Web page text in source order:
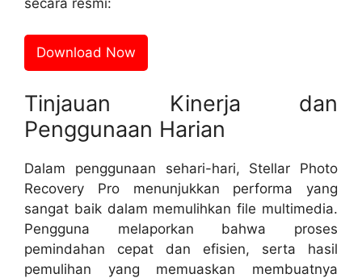
secara resmi:
Download Now
Tinjauan Kinerja dan
Penggunaan Harian
Dalam penggunaan sehari-hari, Stellar Photo
Recovery Pro menunjukkan performa yang
sangat baik dalam memulihkan file multimedia.
Pengguna melaporkan bahwa proses
pemindahan cepat dan efisien, serta hasil
pemulihan yang memuaskan membuatnya